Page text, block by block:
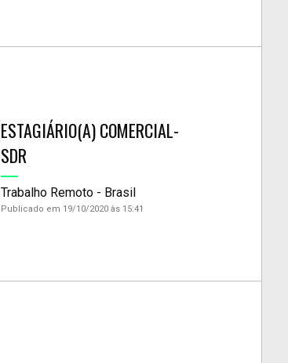
ESTAGIÁRIO(A) COMERCIAL-
SDR
Trabalho Remoto - Brasil
Publicado em 19/10/2020 às 15:41